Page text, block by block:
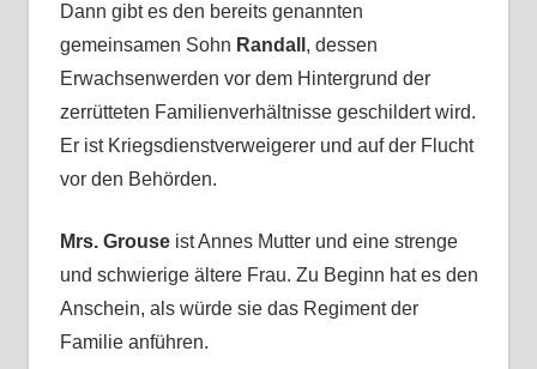
Dann gibt es den bereits genannten
gemeinsamen Sohn Randall , dessen
Erwachsenwerden vor dem Hintergrund der
zerrütteten Familienverhältnisse geschildert wird.
Er ist Kriegsdienstverweigerer und auf der Flucht
vor den Behörden.
Mrs. Grouseist Annes Mutter und eine strenge
und schwierige ältere Frau. Zu Beginn hat es den
Anschein, als würde sie das Regiment der
Familie anführen.